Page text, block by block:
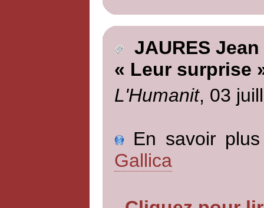
JAURES Jean
« Leur surprise
L'Humanit, 03
En savoir
Gallica